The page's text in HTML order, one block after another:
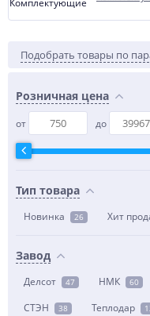
Подобрать товары по
Розничная цена
от до
Тип товара
Новинка 26 Хит
Завод
Делсот 47 НМК 60
СТЭН 38 Теплодар